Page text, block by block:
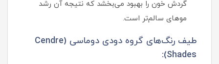
گردش خون را بهبود می‌بخشد که نتیجه آن رشد
موهای سالم‌تر است.
طیف رنگ‌های گروه دودی دوماسی (Cendre
Shades):